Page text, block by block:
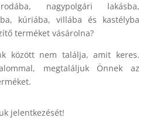
nagypolgári lakásba,
kúriába, villába és kastélyba
terméket vásárolna?
között nem találja, amit keres.
megtaláljuk Önnek az
jelentkezését!